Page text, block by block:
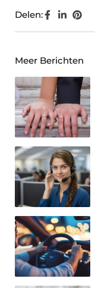
Delen:
Meer Berichten